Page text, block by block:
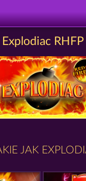
Explodiac RHFP
JAK